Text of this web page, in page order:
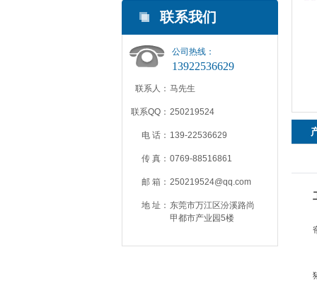
联系我们
公司热线：
13922536629
联系人： 马先生
联系QQ： 250219524
电 话： 139-22536629
传 真： 0769-88516861
邮 箱： 250219524@qq.com
地 址： 东莞市万江区汾溪路尚
甲都市产业园5楼